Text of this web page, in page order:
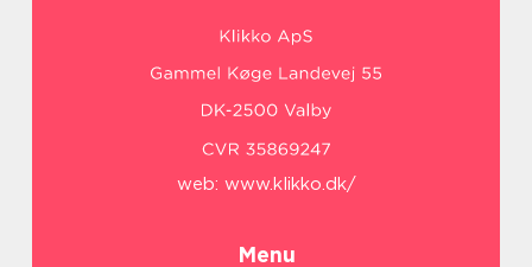
web: www.klikko.dk/
Menu